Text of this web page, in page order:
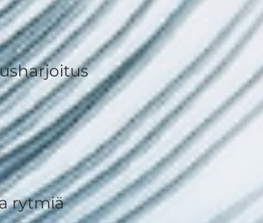
rytmiä